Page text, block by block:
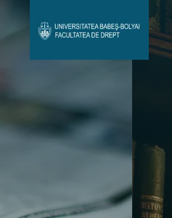
Avizier Studenți